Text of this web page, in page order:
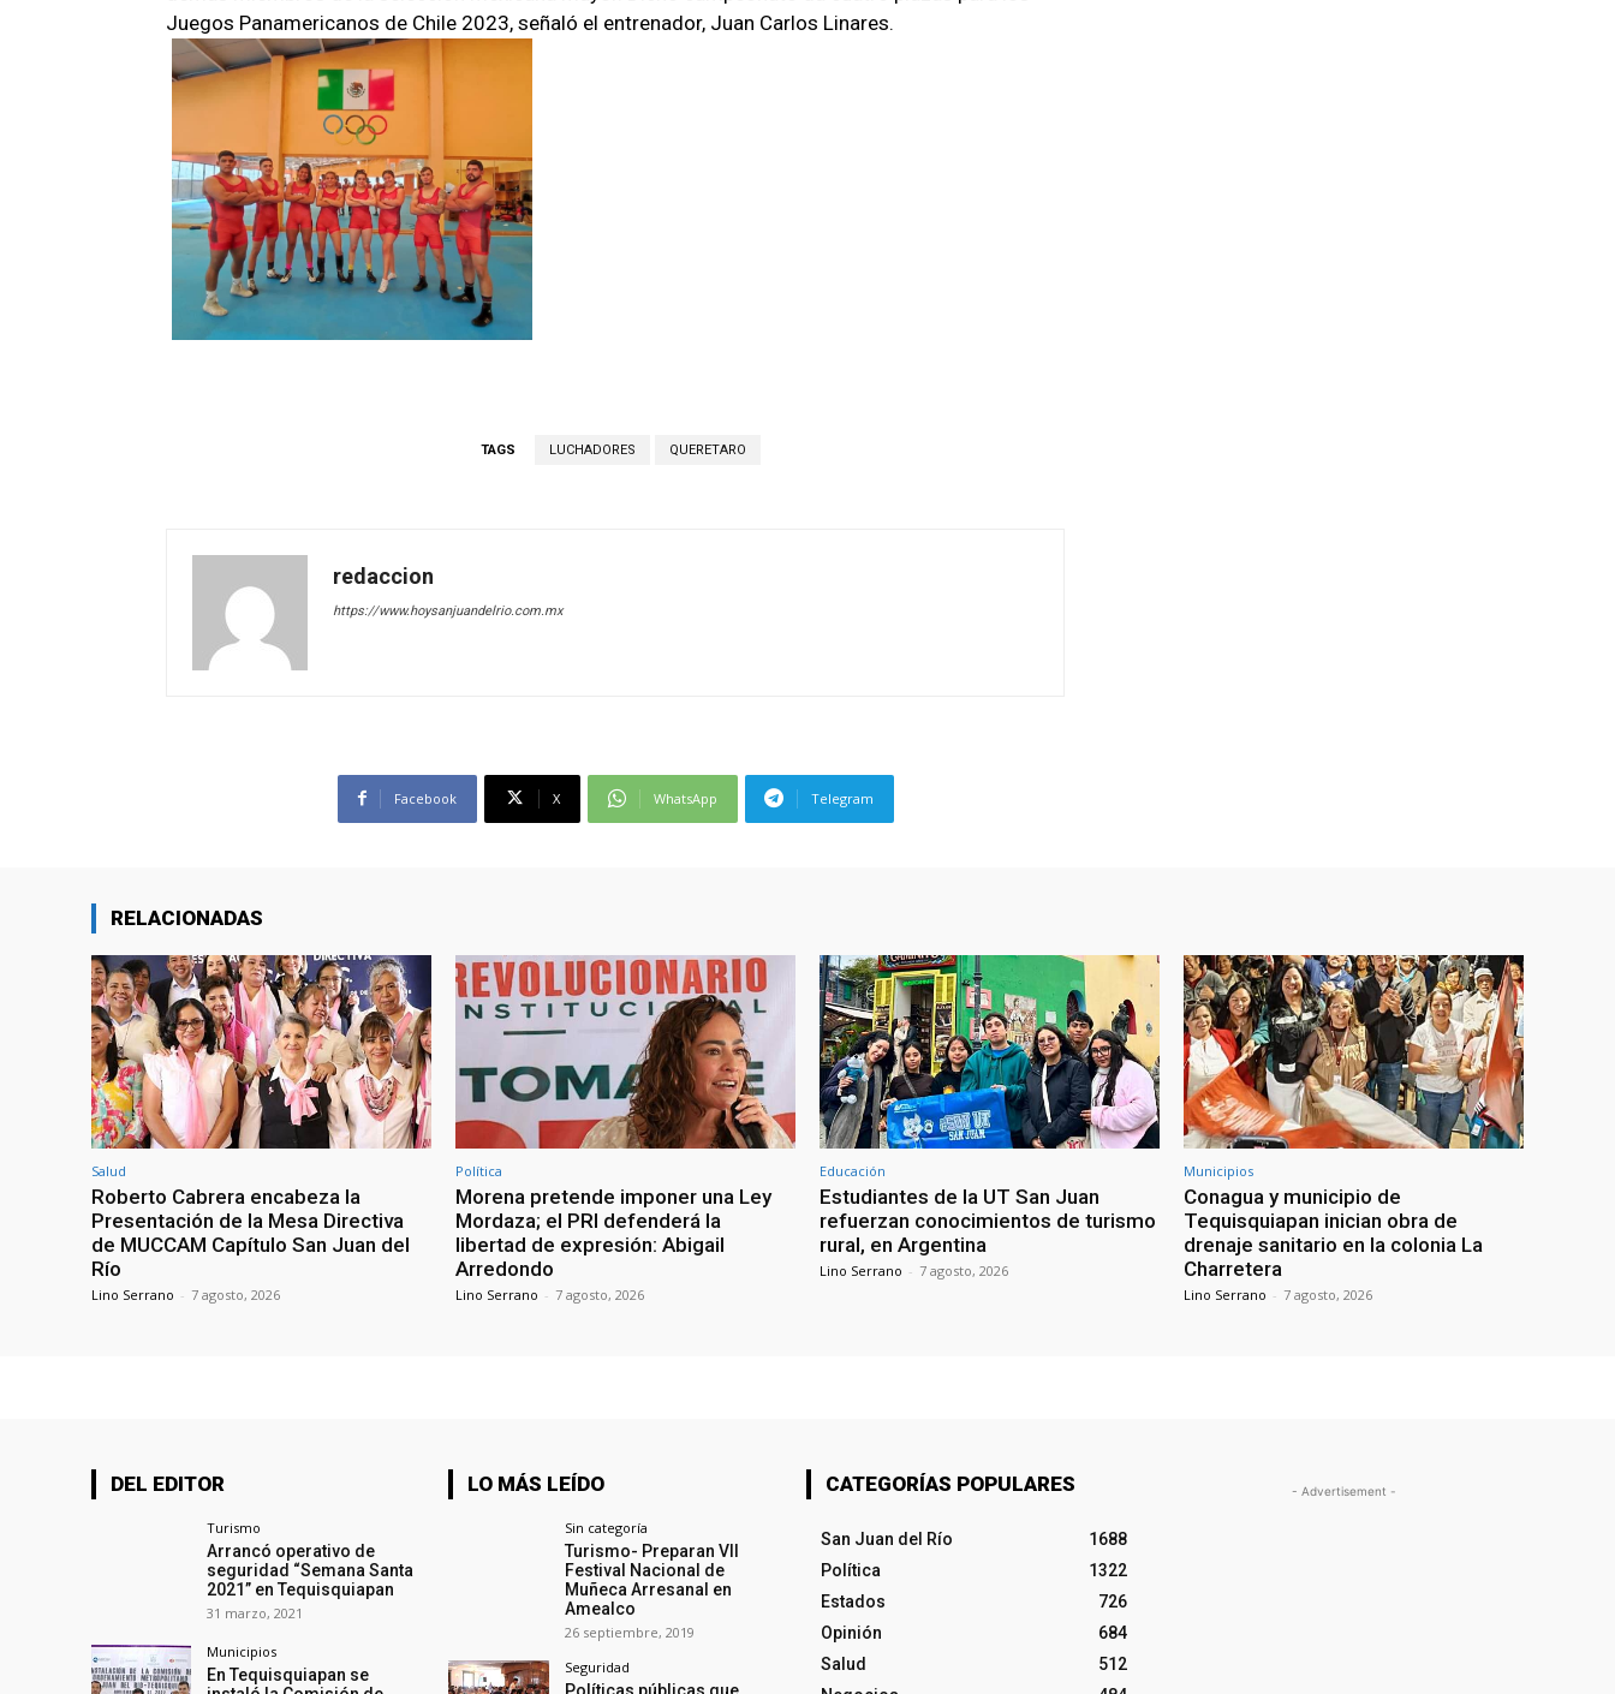
Juegos Panamericanos de Chile 2023, señaló el entrenador, Juan Carlos Linares.
TAGS LUCHADORES QUERETARO
redaccion
https://www.hoysanjuandelrio.com.mx
Facebook X WhatsApp Telegram
RELACIONADAS
Salud
Roberto Cabrera encabeza la
Presentación de la Mesa Directiva
de MUCCAM Capítulo San Juan del
Río
Lino Serrano - 7 agosto, 2026
Política
Morena pretende imponer una Ley
Mordaza; el PRI defenderá la
libertad de expresión: Abigail
Arredondo
Lino Serrano - 7 agosto, 2026
Educación
Estudiantes de la UT San Juan
refuerzan conocimientos de turismo
rural, en Argentina
Lino Serrano - 7 agosto, 2026
Municipios
Conagua y municipio de
Tequisquiapan inician obra de
drenaje sanitario en la colonia La
Charretera
Lino Serrano - 7 agosto, 2026
DEL EDITOR
Turismo
Arrancó operativo de
seguridad “Semana Santa
2021” en Tequisquiapan
31 marzo, 2021
Municipios
En Tequisquiapan se
LO MÁS LEÍDO
Sin categoría
Turismo- Preparan VII
Festival Nacional de
Muñeca Arresanal en
Amealco
26 septiembre, 2019
Seguridad
CATEGORÍAS POPULARES
San Juan del Río
1688
Política
1322
Estados
726
Opinión
684
Salud
512
- Advertisement -